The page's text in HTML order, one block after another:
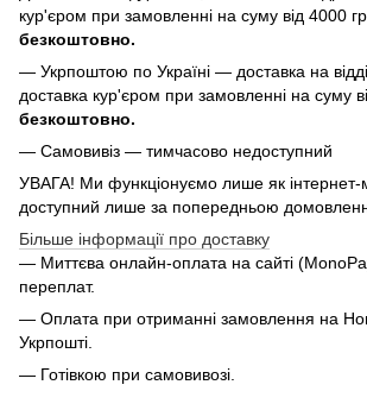
кур'єром при замовленні на суму від 4000
безкоштовно.
— Укрпоштою по Україні — доставка на
доставка кур'єром при замовленні на суму
безкоштовно.
— Самовивіз — тимчасово недоступний
УВАГА! Ми функціонуємо лише як інтернет-
доступний лише за попередньою
Більше інформації про доставку
— Миттєва онлайн-оплата на сайті
переплат.
— Оплата при отриманні замовлення на
Укрпошті.
— Готівкою при самовивозі.